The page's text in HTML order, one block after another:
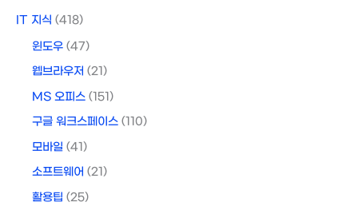
IT 지식 (418)
윈도우 (47)
웹브라우저 (21)
MS 오피스 (151)
구글 워크스페이스 (110)
모바일 (41)
소프트웨어 (21)
활용팁 (25)